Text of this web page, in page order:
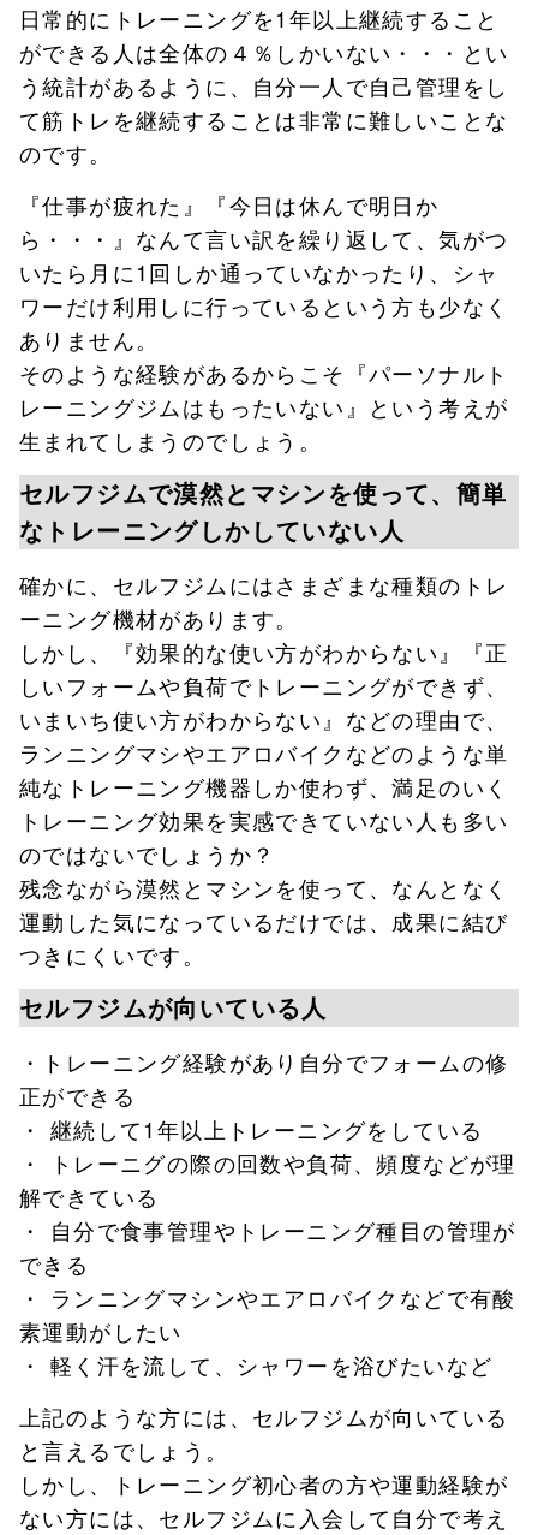
日常的にトレーニングを1年以上継続すること
ができる人は全体の４％しかいない・・・とい
う統計があるように、自分一人で自己管理をし
て筋トレを継続することは非常に難しいことな
のです。
『仕事が疲れた』『今日は休んで明日か
ら・・・』なんて言い訳を繰り返して、気がつ
いたら月に1回しか通っていなかったり、シャ
ワーだけ利用しに行っているという方も少なく
ありません。
そのような経験があるからこそ『パーソナルト
レーニングジムはもったいない』という考えが
生まれてしまうのでしょう。
セルフジムで漠然とマシンを使って、簡単
なトレーニングしかしていない人
確かに、セルフジムにはさまざまな種類のトレ
ーニング機材があります。
しかし、『効果的な使い方がわからない』『正
しいフォームや負荷でトレーニングができず、
いまいち使い方がわからない』などの理由で、
ランニングマシやエアロバイクなどのような単
純なトレーニング機器しか使わず、満足のいく
トレーニング効果を実感できていない人も多い
のではないでしょうか？
残念ながら漠然とマシンを使って、なんとなく
運動した気になっているだけでは、成果に結び
つきにくいです。
セルフジムが向いている人
・トレーニング経験があり自分でフォームの修
正ができる
・ 継続して1年以上トレーニングをしている
・ トレーニグの際の回数や負荷、頻度などが理
解できている
・ 自分で食事管理やトレーニング種目の管理が
できる
・ ランニングマシンやエアロバイクなどで有酸
素運動がしたい
・ 軽く汗を流して、シャワーを浴びたいなど
上記のような方には、セルフジムが向いている
と言えるでしょう。
しかし、トレーニング初心者の方や運動経験が
ない方には、セルフジムに入会して自分で考え